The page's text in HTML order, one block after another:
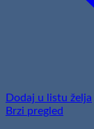
Dodaj u listu želja
Brzi pregled